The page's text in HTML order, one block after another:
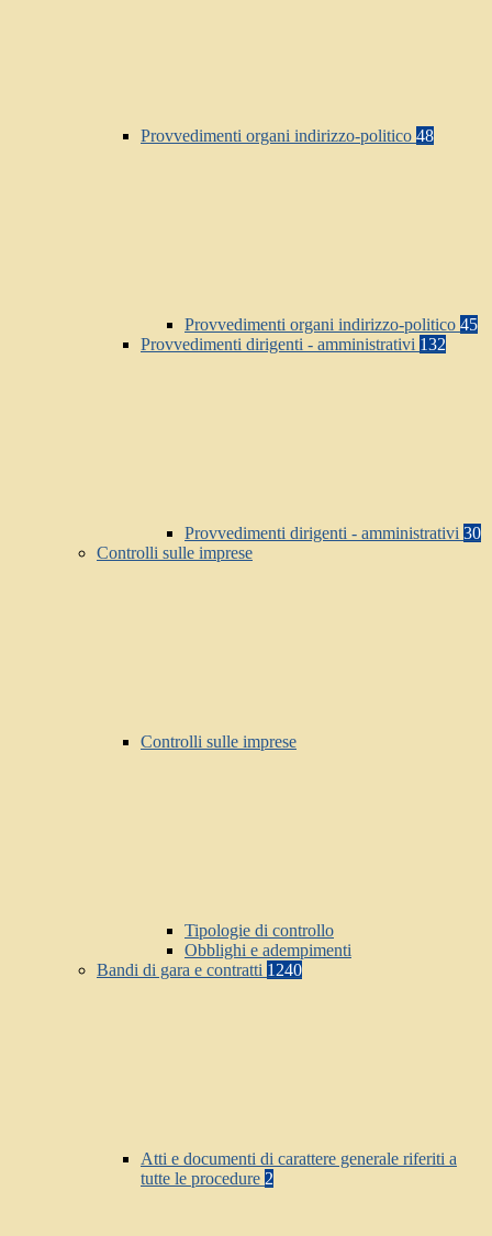
Provvedimenti organi indirizzo-politico 48
Provvedimenti organi indirizzo-politico 45
Provvedimenti dirigenti - amministrativi 132
Provvedimenti dirigenti - amministrativi 30
Controlli sulle imprese
Controlli sulle imprese
Tipologie di controllo
Obblighi e adempimenti
Bandi di gara e contratti 1240
Atti e documenti di carattere generale riferiti a
tutte le procedure 2